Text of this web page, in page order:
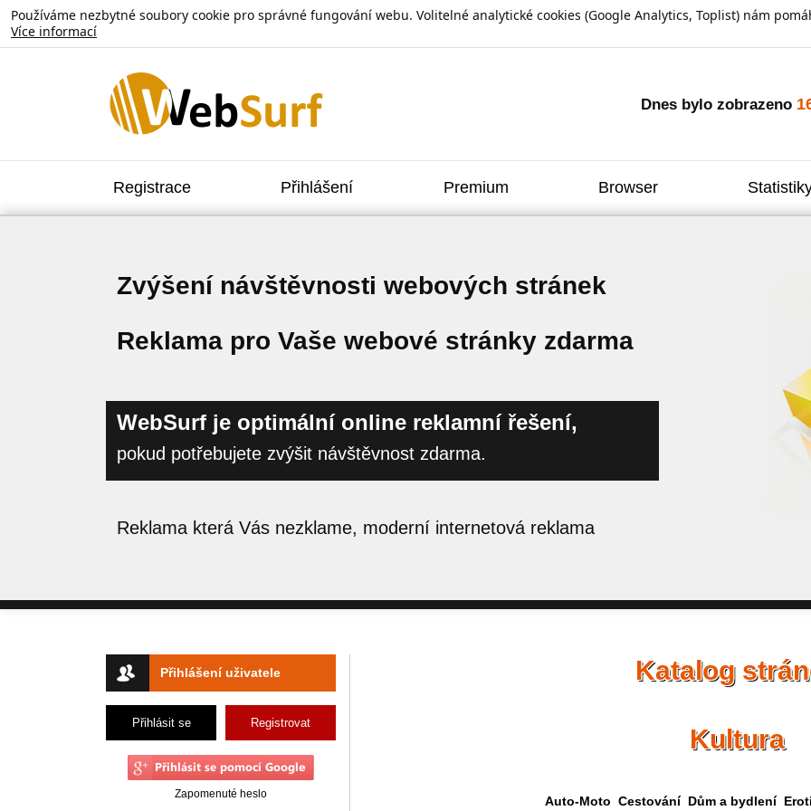
Používáme nezbytné soubory cookie pro správné fungování webu. Volitelné analytické cookies (Google Analytics, Toplist) nám
Více informací
Dnes bylo zobrazeno
Registrace Přihlášení Premium Browser
Zvýšení návštěvnosti webových stránek
Reklama pro Vaše webové stránky zdarma
WebSurf je optimální online reklamní řešení,
pokud potřebujete zvýšit návštěvnost zdarma.
Reklama která Vás nezklame, moderní internetová reklama
Přihlášení uživatele
Přihlásit se Registrovat
Zapomenuté heslo
Katalog
Kultura
Auto-Moto Cestování Dům a bydlení